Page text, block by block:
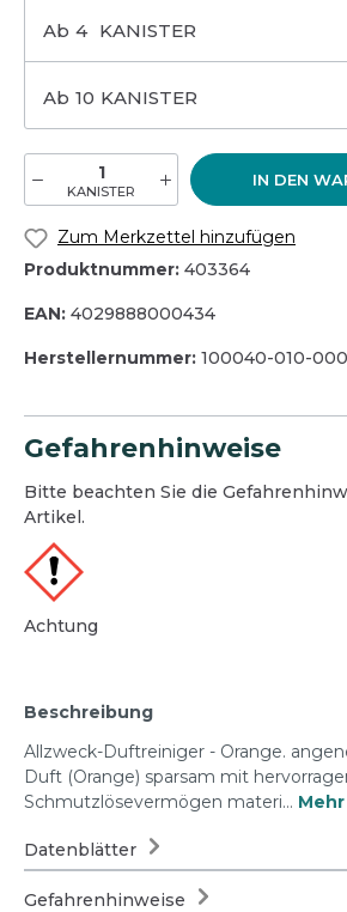
Ab 4 KANISTER
Ab 10 KANISTER
KANISTER
IN DEN
Zum Merkzettel hinzufügen
Produktnummer: 403364
EAN: 4029888000434
Herstellernummer: 100040-010-000
Gefahrenhinweise
Bitte beachten Sie die
Artikel.
Achtung
Beschreibung
Allzweck-Duftreiniger - Orange.
Duft (Orange) sparsam mit
Schmutzlösevermögen materi… Mehr
Datenblätter
Gefahrenhinweise